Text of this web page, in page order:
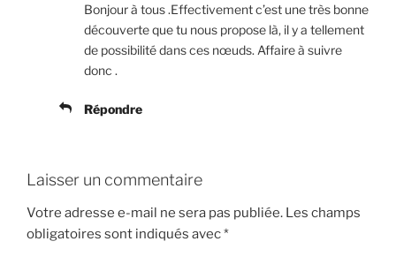
Bonjour à tous .Effectivement c’est une très bonne
découverte que tu nous propose là, il y a tellement
de possibilité dans ces nœuds. Affaire à suivre
donc .
Répondre
Laisser un commentaire
Votre adresse e-mail ne sera pas publiée. Les champs
obligatoires sont indiqués avec*